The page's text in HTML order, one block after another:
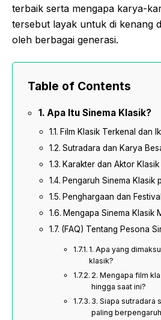
terbaik serta mengapa karya-
tersebut layak untuk di kenang
oleh berbagai generasi.
Table of Contents
Apa Itu Sinema Klasik?
Film Klasik Terkenal dan
Sutradara dan Karya
Karakter dan Aktor
Pengaruh Sinema Klasik
Penghargaan dan
Mengapa Sinema Klasik
(FAQ) Tentang Pesona
1. Apa yang
klasik?
2. Mengapa film
hingga saat ini?
3. Siapa sutradara
paling